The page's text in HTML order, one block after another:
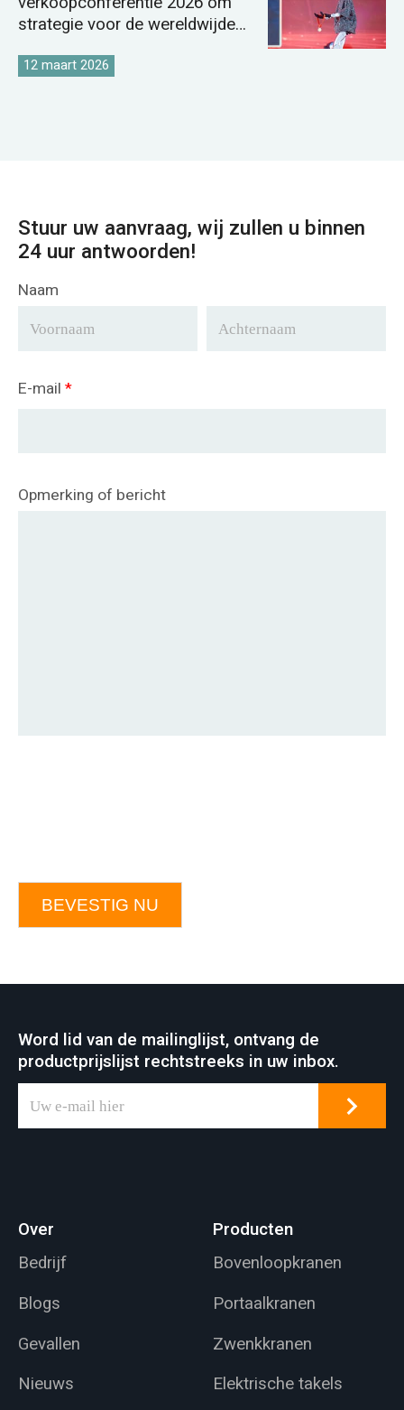
strategie voor de wereldwijde
12 maart 2026
Stuur uw aanvraag, wij zullen u binnen
24 uur antwoorden!
Naam
E-mail *
Opmerking of bericht
BEVESTIG NU
Word lid van de mailinglijst, ontvang de
productprijslijst rechtstreeks in uw inbox.
Over
Bedrijf
Blogs
Gevallen
Nieuws
Producten
Bovenloopkranen
Portaalkranen
Zwenkkranen
Elektrische takels